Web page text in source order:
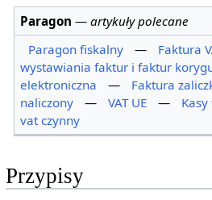
Paragon —artykuły polecane
Paragon fiskalny
— Faktura
wystawiania faktur i faktur
elektroniczna
— Faktura
naliczony
— VAT UE —
vat czynny
Przypisy